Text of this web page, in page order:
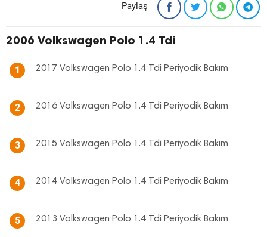
Paylaş
2006 Volkswagen Polo 1.4 Tdi
1 2017 Volkswagen Polo 1.4 Tdi Periyodik Bakım
2 2016 Volkswagen Polo 1.4 Tdi Periyodik Bakım
3 2015 Volkswagen Polo 1.4 Tdi Periyodik Bakım
4 2014 Volkswagen Polo 1.4 Tdi Periyodik Bakım
5 2013 Volkswagen Polo 1.4 Tdi Periyodik Bakım